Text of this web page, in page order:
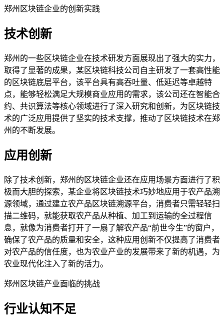
郑州区块链企业的创新实践
技术创新
郑州的一些区块链企业在技术研发方面展现出了强大的实力，
取得了显著的成果，某区块链科技公司自主研发了一套高性能
的区块链底层平台，该平台具有高吞吐量、低延迟等卓越特
点，能够轻松满足大规模商业应用的需求，该公司还在智能合
约、共识算法等核心领域进行了深入研究和创新，为区块链技
术的广泛应用提供了坚实的技术支撑，推动了区块链技术在郑
州的不断发展。
应用创新
除了技术创新，郑州的区块链企业还在应用场景方面进行了积
极而大胆的探索，某企业将区块链技术巧妙地应用于农产品溯
源领域，通过建立农产品区块链溯源平台，消费者只需轻轻扫
描二维码，就能获取农产品从种植、加工到运输的全过程信
息，就像为消费者打开了一扇了解农产品“前世今生”的窗户，
确保了农产品的质量和安全，这种应用创新不仅提高了消费者
对农产品的信任度，也为农业产业的发展带来了新的机遇，为
农业现代化注入了新的活力。
郑州区块链产业面临的挑战
行业认知不足